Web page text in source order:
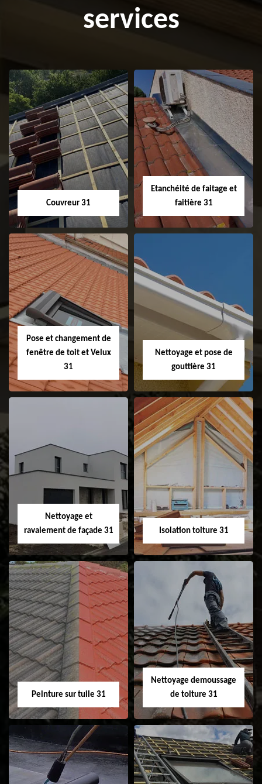
services
Couvreur 31
Couvreur 31
Etanchéité de faitage et
faitière 31
Etanchéité de
faitage et faitière
31
Pose et changement de
fenêtre de toit et Velux
31
Pose et
changement de
fenêtre de toit et
Velux 31
Nettoyage et pose de
gouttière 31
Nettoyage et pose
Nettoyage et
ravalement de façade 31
Nettoyage et
ravalement de
façade 31
Isolation toiture 31
Isolation toiture 31
Peinture sur tuile 31
Peinture sur tuile
Nettoyage demoussage
de toiture 31
Nettoyage